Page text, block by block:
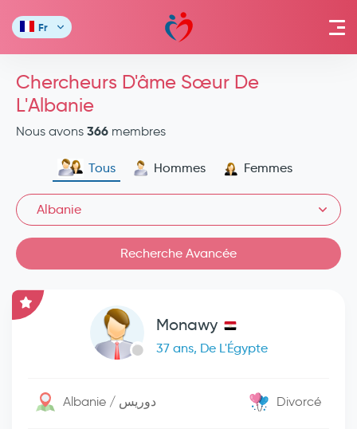
Fr
Chercheurs D'âme Sœur De
L'Albanie
Nous avons 366 membres
Tous Hommes Femmes
Albanie
Recherche Avancée
Monawy
37 ans, De L'Égypte
Albanie / دوريس Divorcé